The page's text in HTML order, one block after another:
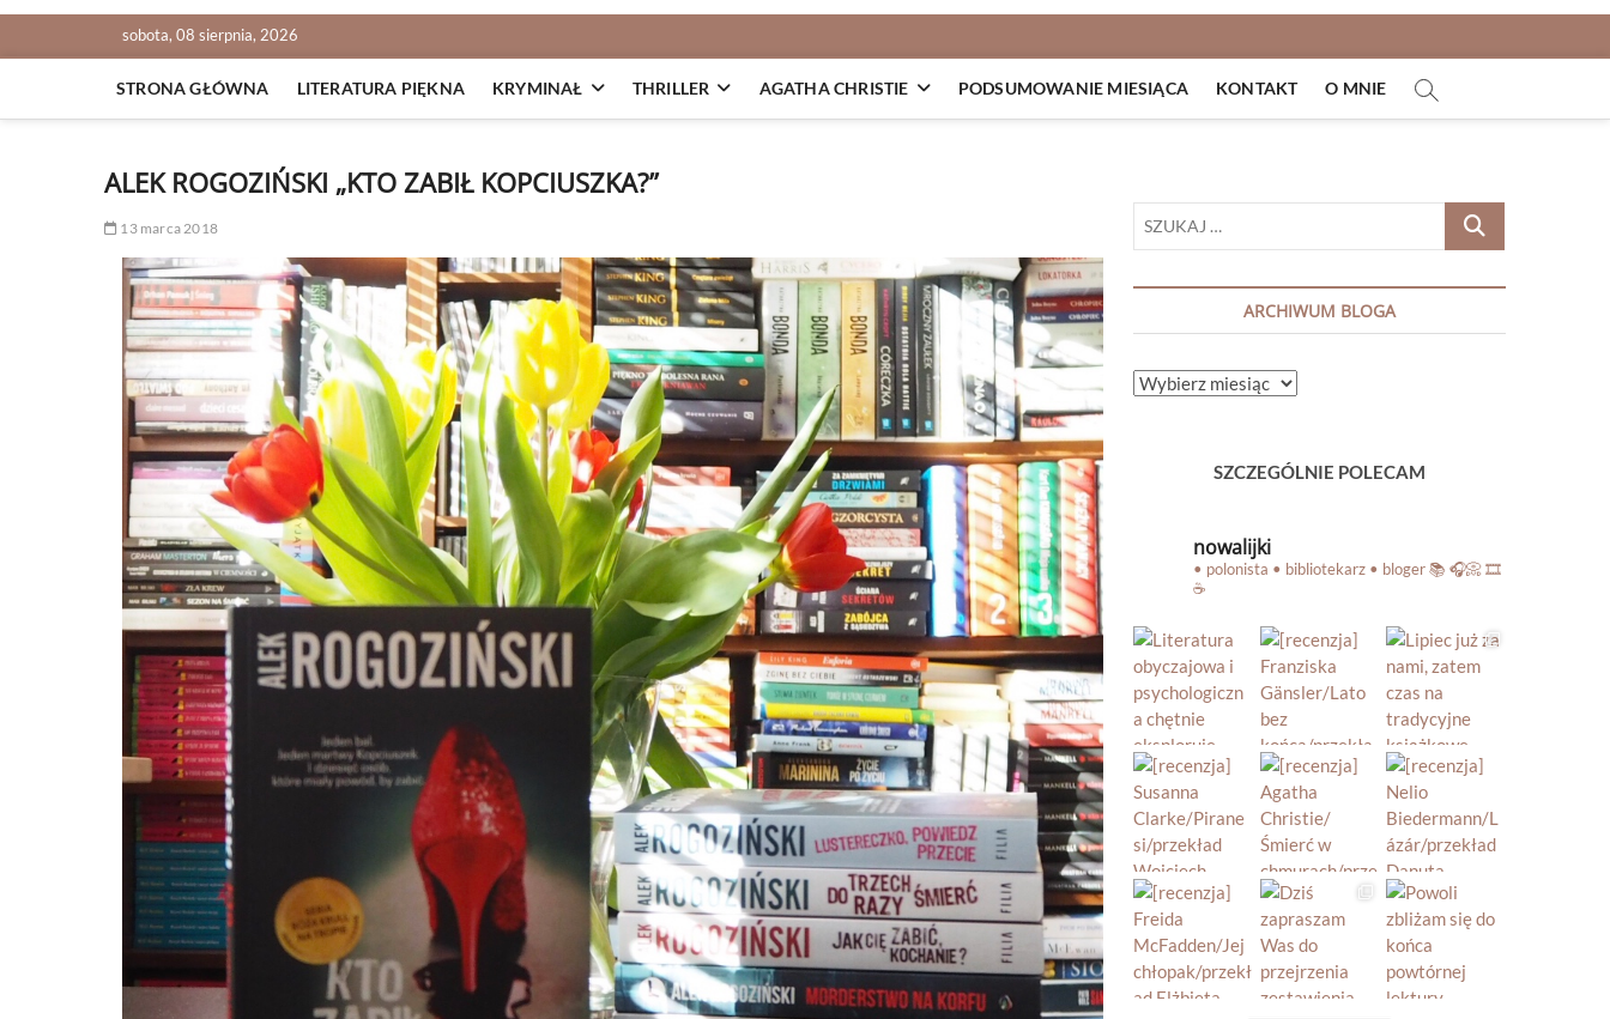
sobota, 08 sierpnia, 2026
STRONA GŁÓWNA LITERATURA PIĘKNA KRYMINAŁ THRILLER AGATHA CHRISTIE PODSUMOWANIE MIESIĄCA KONTAKT O MNIE
ALEK ROGOZIŃSKI „KTO ZABIŁ KOPCIUSZKA?”
13 marca 2018
SZUKAJ
ARCHIWUM BLOGA
ARCHIWUM
SZCZEGÓLNIE POLECAM
nowalijki
• polonista • bibliotekarz • bloger📚 🎧📀 🎞️
☕️